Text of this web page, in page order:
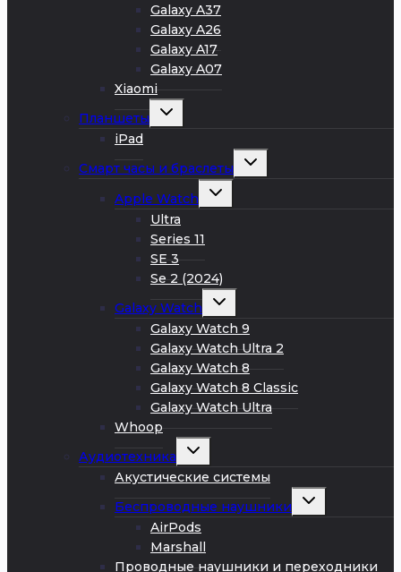
Galaxy A37
Galaxy A26
Galaxy A17
Galaxy A07
Xiaomi
Планшеты
Развернуть
iPad
Смарт часы и браслеты
Развернуть
Apple Watch
Развернуть
Ultra
Series 11
SE 3
Se 2 (2024)
Galaxy Watch
Развернуть
меню
Galaxy Watch 9
Galaxy Watch Ultra 2
Galaxy Watch 8
Galaxy Watch 8 Classic
Galaxy Watch Ultra
Whoop
Аудиотехника
Развернуть
меню
Акустические системы
Беспроводные наушники
Развернуть
AirPods
Marshall
Проводные наушники и переходники